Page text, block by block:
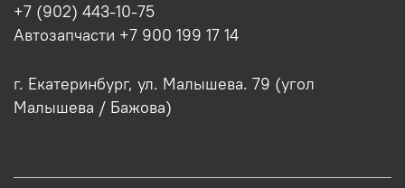
+7 (902) 443-10-75
Автозапчасти +7 900 199 17 14
г. Екатеринбург, ул. Малышева. 79 (угол
Малышева / Бажова)